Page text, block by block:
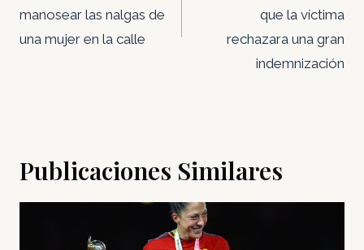
manosear las nalgas de
una mujer en la calle
que la víctima
rechazara una gran
indemnización
Publicaciones Similares